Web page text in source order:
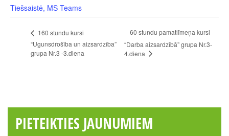
Tiešsaistē, MS Teams
160 stundu kursi
“Ugunsdrošība un aizsardzība”
grupa Nr.3 -3.diena
60 stundu pamatlīmeņa kursi
“Darba aizsardzībā” grupa Nr.3-
4.diena
PIETEIKTIES JAUNUMIEM